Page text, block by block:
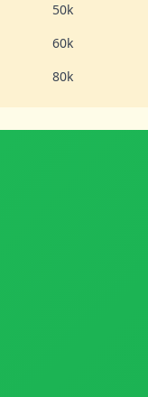
50k
60k
80k